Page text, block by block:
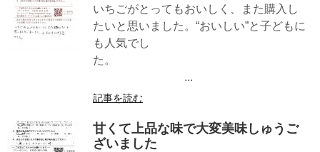
いちごがとってもおいしく、また購入し
たいと思いました。“おいしい”と子どもに
も人気でし
た。
...
記事を読む
甘くて上品な味で大変美味しゅうご
ざいました